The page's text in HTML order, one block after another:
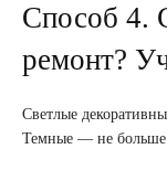
Способ 4.
ремонт?
Светлые
Темные — не больше